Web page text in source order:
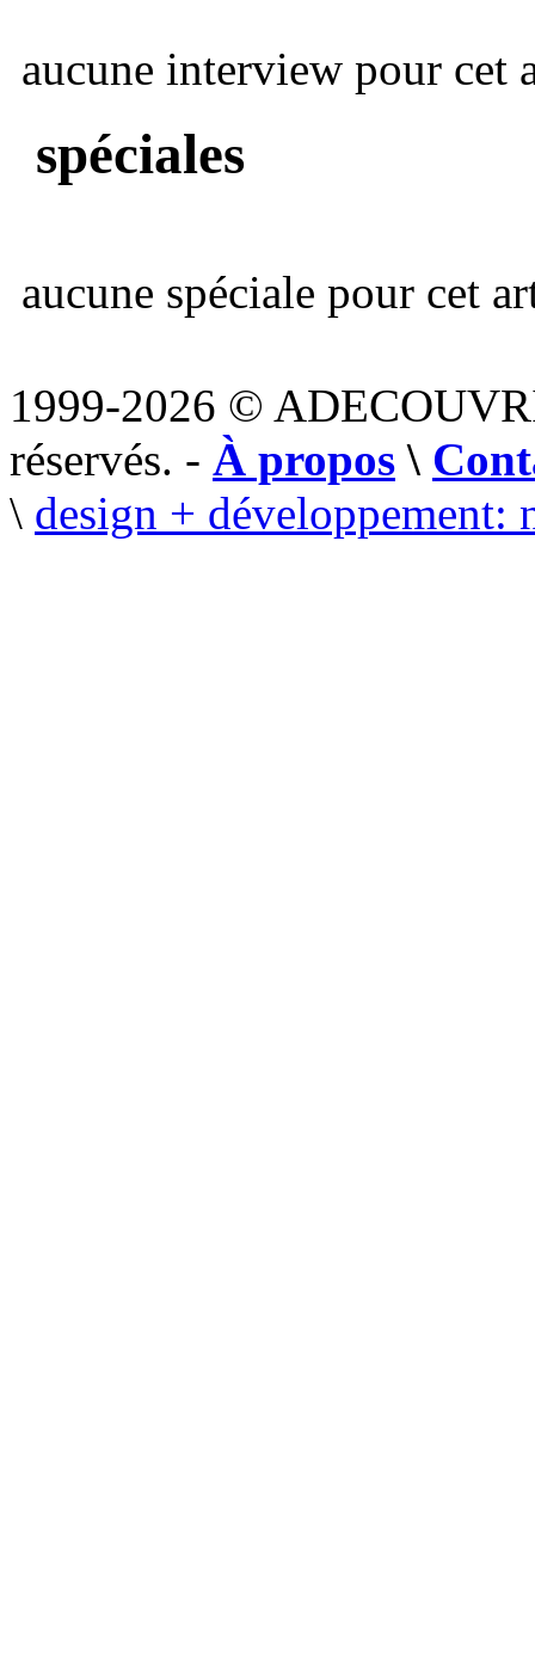
aucune interview pour cet
spéciales
aucune spéciale pour cet
1999-2026 ©
réservés. - À propos \
\ design + développement: